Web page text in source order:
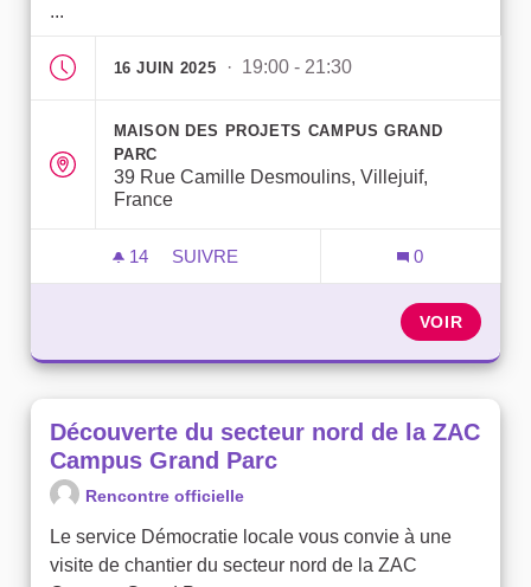
...
16 JUIN 2025 · 19:00 - 21:30
MAISON DES PROJETS CAMPUS GRAND
PARC
39 Rue Camille Desmoulins, Villejuif,
France
14 14 ABONNÉS
SUIVRE
0
VOIR
Découverte du secteur nord de la ZAC
Campus Grand Parc
Rencontre officielle
Le service Démocratie locale vous convie à une
visite de chantier du secteur nord de la ZAC